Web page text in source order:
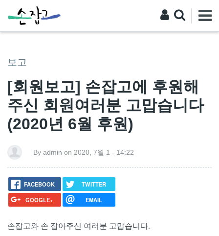
보고
[회원보고] 손잡고에 후원해
주신 회원여러분 고맙습니다
(2020년 6월 후원)
By admin on 2020, 7월 1 - 14:22
FACEBOOK
TWITTER
GOOGLE+
EMAIL
손잡고와 손 잡아주신 여러분 고맙습니다.